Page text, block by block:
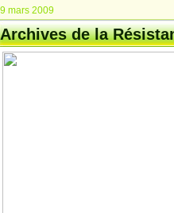
mars 2009
Archives de la